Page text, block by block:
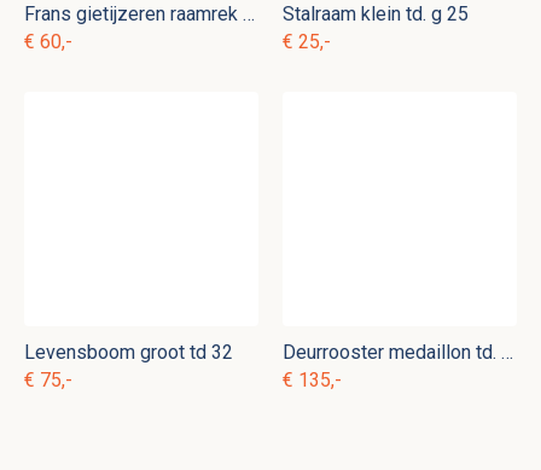
Frans gietijzeren raamrek groot b. d 9
€ 60,-
Stalraam klein td. g 25
€ 25,-
Levensboom groot td 32
€ 75,-
Deurrooster medaillon td. g 6
€ 135,-